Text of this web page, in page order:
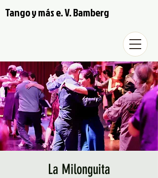
Tango y más e. V. Bamberg
La Milonguita